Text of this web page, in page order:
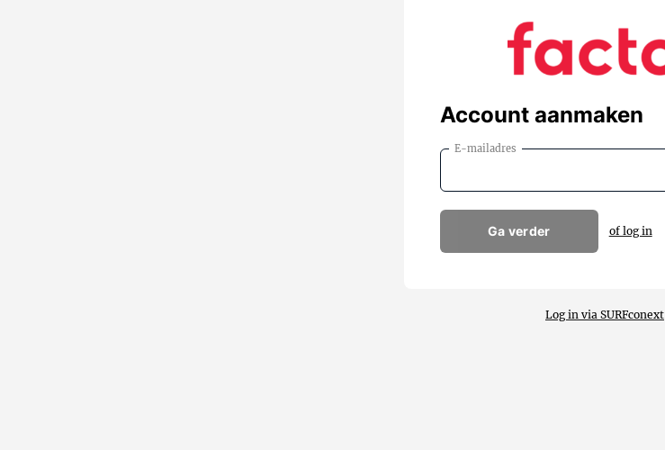
Account aanmaken
E-mailadres
Ga verder of log in
Log in via SURFconext